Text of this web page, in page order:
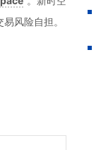
风险自担。